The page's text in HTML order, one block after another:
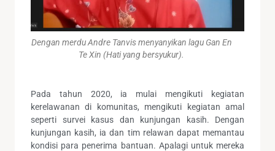
Dengan merdu Andre Tanvis menyanyikan lagu Gan En
Te Xin (Hati yang bersyukur).
Pada tahun 2020, ia mulai mengikuti kegiatan
kerelawanan di komunitas, mengikuti kegiatan amal
seperti survei kasus dan kunjungan kasih. Dengan
kunjungan kasih, ia dan tim relawan dapat memantau
kondisi para penerima bantuan. Apalagi untuk mereka